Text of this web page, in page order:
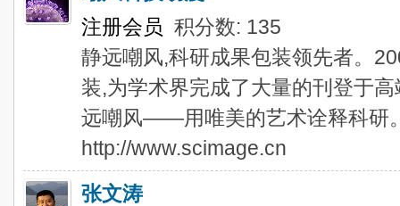
注册会员 积分数: 135
静远嘲风,科研成果包装领先者。
装,为学术界完成了大量的刊登于
远嘲风——用唯美的艺术诠释科研
http://www.scimage.cn
张文涛